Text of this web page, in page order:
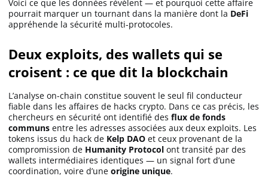
Voici ce que les données révèlent — et pourquoi cette affaire
pourrait marquer un tournant dans la manière dont la DeFi
appréhende la sécurité multi-protocoles.
Deux exploits, des wallets qui se
croisent : ce que dit la blockchain
L’analyse on-chain constitue souvent le seul fil conducteur
fiable dans les affaires de hacks crypto. Dans ce cas précis, les
chercheurs en sécurité ont identifié des flux de fonds
communs entre les adresses associées aux deux exploits. Les
tokens issus du hack de Kelp DAO et ceux provenant de la
compromission de Humanity Protocol ont transité par des
wallets intermédiaires identiques — un signal fort d’une
coordination, voire d’une origine unique.